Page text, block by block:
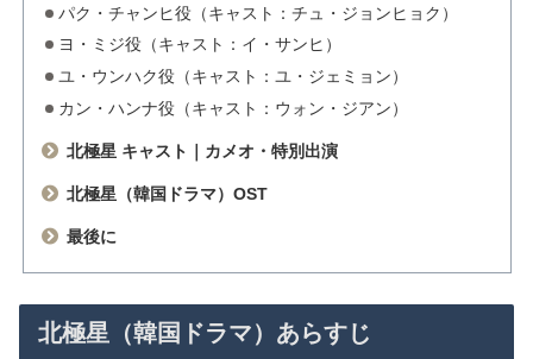
パク・チャンヒ役（キャスト：チュ・ジョンヒョク）
ヨ・ミジ役（キャスト：イ・サンヒ）
ユ・ウンハク役（キャスト：ユ・ジェミョン）
カン・ハンナ役（キャスト：ウォン・ジアン）
北極星 キャスト｜カメオ・特別出演
北極星（韓国ドラマ）OST
最後に
北極星（韓国ドラマ）あらすじ